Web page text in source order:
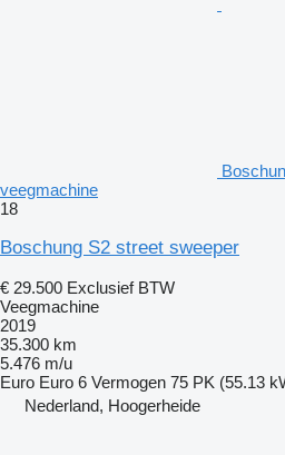
veegmachine
18
Boschung S2 street sweeper
€ 29.500 Exclusief BTW
Veegmachine
2019
35.300 km
5.476 m/u
Euro Euro 6 Vermogen 75 PK (55.13
Nederland, Hoogerheide